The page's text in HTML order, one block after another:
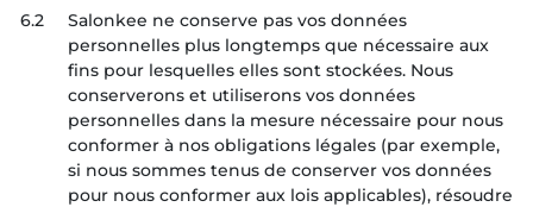
6.2
Salonkee ne conserve pas vos données
personnelles plus longtemps que nécessaire aux
fins pour lesquelles elles sont stockées. Nous
conserverons et utiliserons vos données
personnelles dans la mesure nécessaire pour nous
conformer à nos obligations légales (par exemple,
si nous sommes tenus de conserver vos données
pour nous conformer aux lois applicables), résoudre